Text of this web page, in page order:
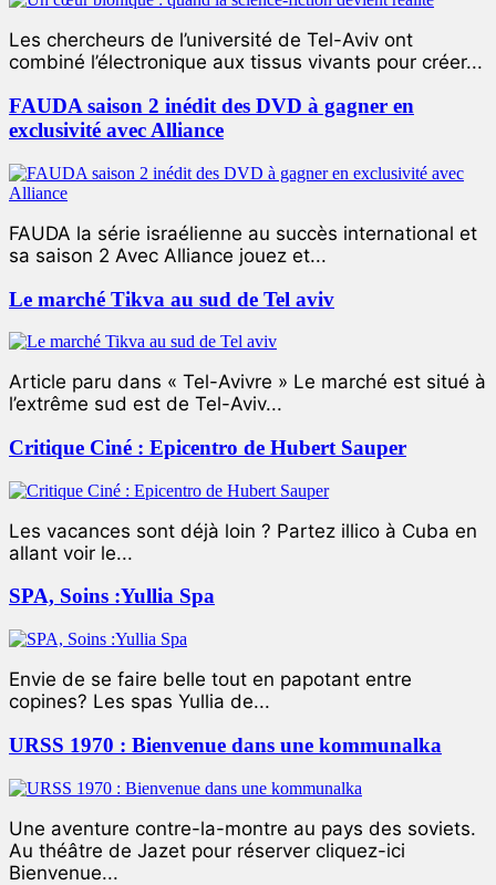
Les chercheurs de l’université de Tel-Aviv ont
combiné l’électronique aux tissus vivants pour créer...
FAUDA saison 2 inédit des DVD à gagner en
exclusivité avec Alliance
FAUDA la série israélienne au succès international et
sa saison 2 Avec Alliance jouez et...
Le marché Tikva au sud de Tel aviv
Article paru dans « Tel-Avivre » Le marché est situé à
l’extrême sud est de Tel-Aviv...
Critique Ciné : Epicentro de Hubert Sauper
Les vacances sont déjà loin ? Partez illico à Cuba en
allant voir le...
SPA, Soins :Yullia Spa
Envie de se faire belle tout en papotant entre
copines? Les spas Yullia de...
URSS 1970 : Bienvenue dans une kommunalka
Une aventure contre-la-montre au pays des soviets.
Au théâtre de Jazet pour réserver cliquez-ici
Bienvenue...